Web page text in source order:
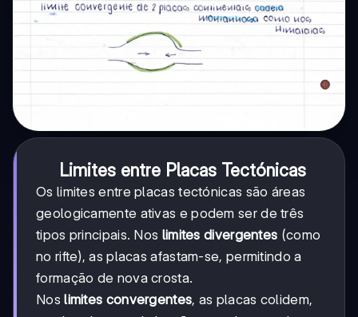
Limites entre Placas Tectónicas
Os limites entre placas tectónicas são áreas
geologicamente ativas e podem ser de três
tipos principais. Nos limites divergentes (como
no rifte), as placas afastam-se, permitindo a
formação de nova crosta.
Noslimites convergentes, as placas colidem,